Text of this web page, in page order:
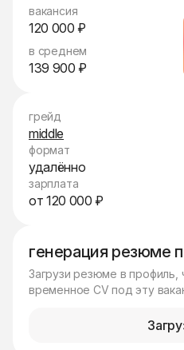
вакансия
120 000 ₽
в среднем
139 900 ₽
генерация резюме
Загрузи резюме в профиль,
временное CV под эту
грейд
middle
формат
удалённо
зарплата
от 120 000 ₽